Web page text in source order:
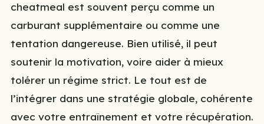
cheatmeal est souvent perçu comme un
carburant supplémentaire ou comme une
tentation dangereuse. Bien utilisé, il peut
soutenir la motivation, voire aider à mieux
tolérer un régime strict. Le tout est de
l’intégrer dans une stratégie globale, cohérente
avec votre entraînement et votre récupération.